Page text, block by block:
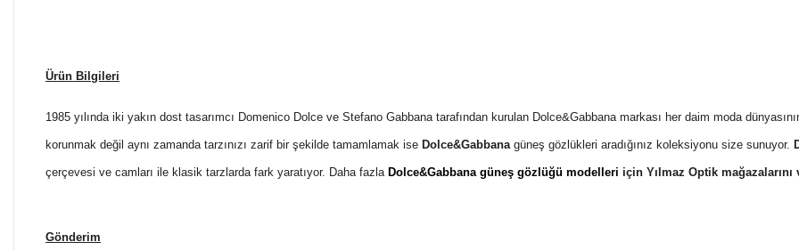
Ürün Bilgileri
1985 yılında iki yakın dost tasarımcı Domenico Dolce ve Stefano Gabbana tarafından kurulan Dolce&Gabbana markası her daim moda
korunmak değil aynı zamanda tarzınızı zarif bir şekilde tamamlamak ise Dolce&Gabbana güneş gözlükleri aradığınız koleksiyonu size sunuyor.
çerçevesi ve camları ile klasik tarzlarda fark yaratıyor. Daha fazla Dolce&Gabbana güneş gözlüğü modelleri için Yılmaz Optik mağazalarını
Gönderim